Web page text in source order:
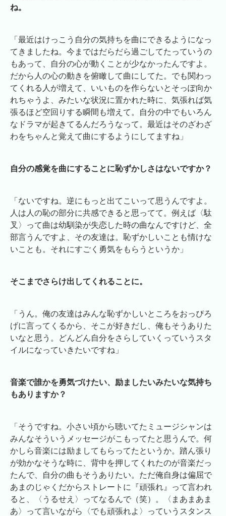
ね。
「最近はけっこう自分の気持ちを曲にできるようになっ
てきましたね。今まではだらだら過ごしてたっていうの
もあって、自分の心が動くことが少なかったんですよ。
だから人の心の動きを俯瞰して曲にしてた。でも関わっ
てくれる人が増えて、いいものを作らないとそっぽ向か
れちゃうよ、みたいな状況に置かれた時に、気張れば気
張るほど空回りする瞬間も増えて。自分の中でもいろん
なドラマが起きてるんだろうなって。最近はそのざわざ
わをちゃんと覚えて曲にするようにしてますね」
自分の感覚を曲にすることに恥ずかしさはないですか？
「ないですね。逆にもっと出てこいって思うんですよ。
人は人の恥の部分に共感できると思ってて。例えば〈駄
叉〉って曲は幼馴染が失恋した時の曲なんですけど、全
部言うんですよ、その友達は。恥ずかしいことも情けな
いことも。それにすごく勇気をもらうというか」
そこまでさらけ出してくれることに。
「うん。俺の友達はみんな恥ずかしいところをおっぴろ
げに言ってくるから、そこが好きだし、俺もそうありた
いなと思う。どんどん自分をさらしていくっていうスタ
イルになっていきたいですね」
音楽で誰かを勇気づけたい、励ましたいみたいな気持ち
もありますか？
「そうですね。小さい頃から聴いてたミュージシャンは
みんなそういうメッセージがこもってたと思うんで。何
かしら音楽には励ましてもらってたというか。踏ん張り
が効かなそうな時に、背中を押してくれたのが音楽だっ
たんで、自分の曲もそうありたい。ただ俺自身は偏屈で
あまのじゃくだからストレートに『頑張れ』って言われ
ると、〈うるせえ〉ってなるんで（笑）。〈まあまあま
あ〉って言いながら〈でも頑張れよ〉っていうスタンス